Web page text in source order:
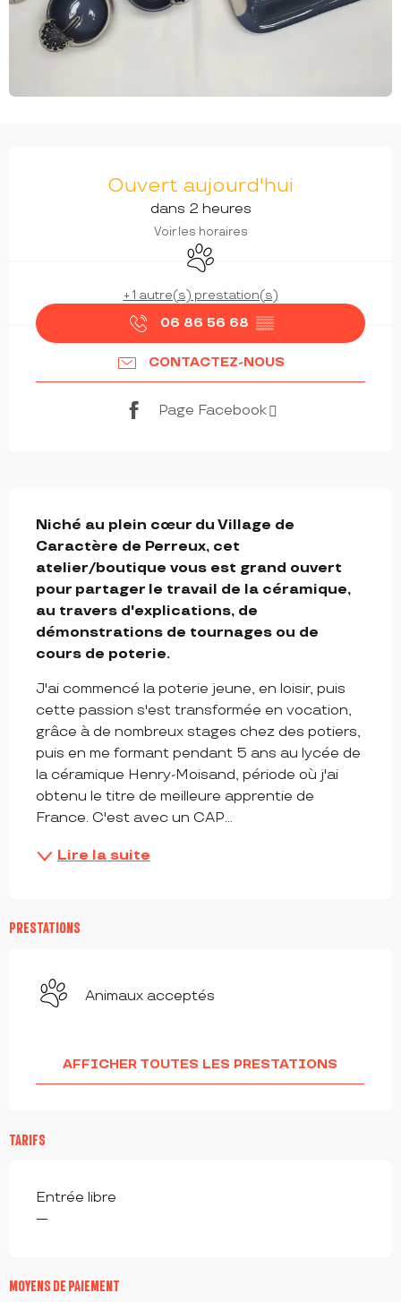
Ouvert aujourd'hui
dans 2 heures
Voir les horaires
Animaux acceptés
+ 1 autre(s) prestation(s)
06 86 56 68 ▒▒
CONTACTEZ-NOUS
Page Facebook
Niché au plein cœur du Village de
Caractère de Perreux, cet
atelier/boutique vous est grand ouvert
pour partager le travail de la céramique,
au travers d'explications, de
démonstrations de tournages ou de
cours de poterie.
J'ai commencé la poterie jeune, en loisir, puis
cette passion s'est transformée en vocation,
grâce à de nombreux stages chez des potiers,
puis en me formant pendant 5 ans au lycée de
la céramique Henry-Moisand, période où j'ai
obtenu le titre de meilleure apprentie de
France. C'est avec un CAP...
Lire la suite
PRESTATIONS
Animaux acceptés
AFFICHER TOUTES LES PRESTATIONS
TARIFS
Entrée libre
—
MOYENS DE PAIEMENT